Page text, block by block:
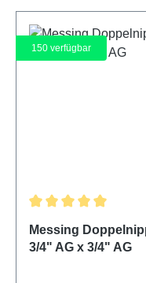
150 verfügbar
Messing
3/4" AG x 3/4" AG